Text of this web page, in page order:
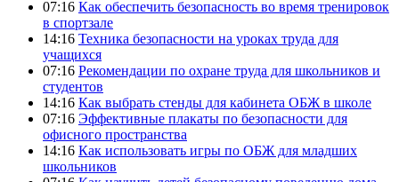
07:16 Как обеспечить безопасность во время тренировок
в спортзале
14:16 Техника безопасности на уроках труда для
учащихся
07:16 Рекомендации по охране труда для школьников и
студентов
14:16 Как выбрать стенды для кабинета ОБЖ в школе
07:16 Эффективные плакаты по безопасности для
офисного пространства
14:16 Как использовать игры по ОБЖ для младших
школьников